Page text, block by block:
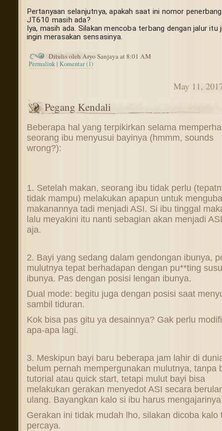
Pertanyaan selanjutnya, apakah saat ini nomor
JT610 masih ada?
Iya, masih ada. Silakan mencoba terbang dengan jalur itu
ingin merasakan sensasinya.
Ditulis oleh Aryo Sanjaya at 8:01 AM
Permalink |Komentar (1)
May 11,
Pegang Kendali
Beberapa hal yang terpikirkan selama
seorang ibu menyusui bayinya (hmmm, sounds
wrong?):
1. Setelah makan, seorang ibu tidak perlu
tidak mampu) melakukan apapun untuk
makanannya tadi menjadi ASI. Si ibu tinggal
lalu meyakini itu nanti sebagian akan menjadi
aja.
2. Bayi yang sedang dalam gendongan ibunya,
mulutnya tepat berhadapan dengan pu**ting susu
ibunya. Pas dengan posisi lengan ibunya.
Dual mode: begitu juga dengan posisi saat
sambil tiduran.
Kok bisa pas gitu ya desainnya? Gak perlu
apa-apa lagi.
3. Meskipun bayi baru beberapa jam lahir di
belum pernah mempergunakan mulutnya, tanpa
tutorial atau quick start, tetapi mulut bayi bisa
melakukan gerakan menyedot ASI secara
ulang. Bayangkan kalo si ibu harus
Gerakan ini tidak mudah lho, silakan dicoba kalo
percaya.